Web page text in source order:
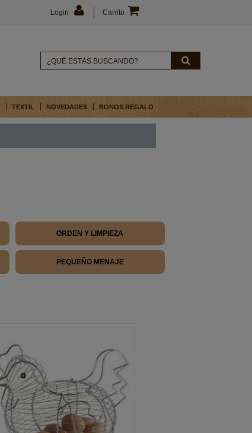
Carrito
Login
TEXTIL NOVEDADES BONOS REGALO
ORDEN Y LIMPIEZA
PEQUEÑO MENAJE